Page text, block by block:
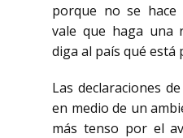
porque no se
vale que haga una
diga al país qué está
Las declaraciones
en medio de un
más tenso por el